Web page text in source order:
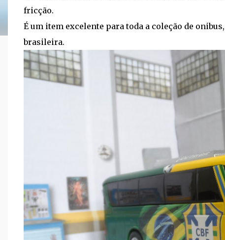
fricção.
É um item excelente para toda a coleção de
brasileira.